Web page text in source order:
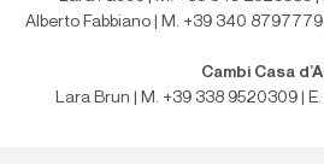
Alberto Fabbiano | M. +39 340 8797779
Cambi Casa
Lara Brun | M . +39 338 9520309 | E.